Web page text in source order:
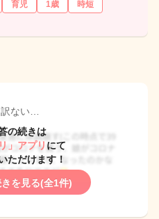
育児 1歳
時短
ない…
の続きは
」アプリ にて
ただけます！
を見る(全1件)